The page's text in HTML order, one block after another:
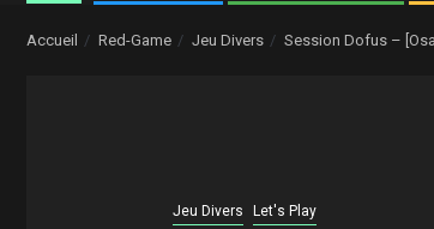
Accueil Red-Game Jeu Divers Session Dofus –
Jeu Divers Let's Play